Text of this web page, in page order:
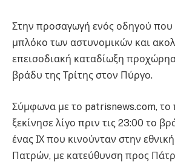
Στην προσαγωγή ενός οδηγού που
μπλόκο των αστυνομικών και
επεισοδιακή καταδίωξη
βράδυ της Τρίτης στον Πύργο.
Σύμφωνα με το patrisnews.com, το
ξεκίνησε λίγο πριν τις 23:00 το
ένας ΙΧ που κινούνταν στην
Πατρών, με κατεύθυνση προς